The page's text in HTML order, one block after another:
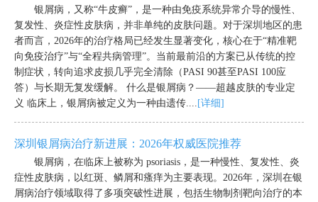
银屑病，又称“牛皮癣”，是一种由免疫系统异常介导的慢性、
复发性、炎症性皮肤病，并非单纯的皮肤问题。对于深圳地区的患
者而言，2026年的治疗格局已经发生显著变化，核心在于“精准靶
向免疫治疗”与“全程共病管理”。当前最前沿的方案已从传统的控
制症状，转向追求皮损几乎完全清除（PASI 90甚至PASI 100应
答）与长期无复发缓解。 什么是银屑病？——超越皮肤的专业定
义 临床上，银屑病被定义为一种由遗传....
[详细]
深圳银屑病治疗新进展：2026年权威医院推荐
银屑病，在临床上被称为 psoriasis，是一种慢性、复发性、炎
症性皮肤病，以红斑、鳞屑和瘙痒为主要表现。2026年，深圳在银
屑病治疗领域取得了多项突破性进展，包括生物制剂靶向治疗的本